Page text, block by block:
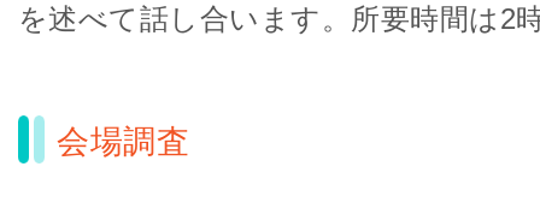
を述べて話し合います。所要時間は2
会場調査